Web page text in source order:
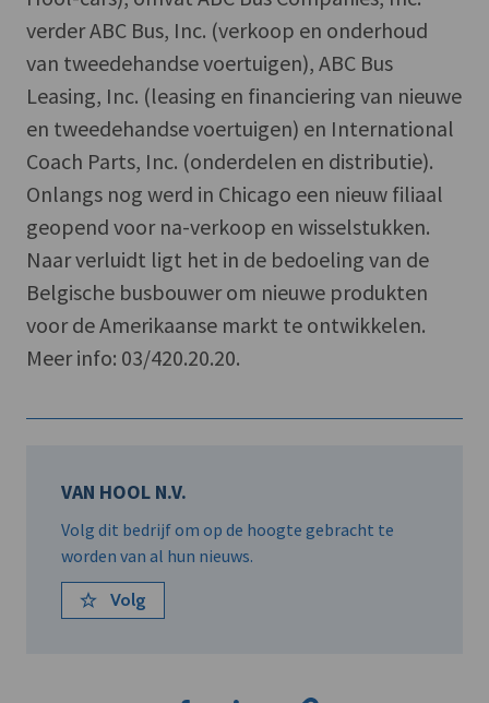
verder ABC Bus, Inc. (verkoop en onderhoud
van tweedehandse voertuigen), ABC Bus
Leasing, Inc. (leasing en financiering van nieuwe
en tweedehandse voertuigen) en International
Coach Parts, Inc. (onderdelen en distributie).
Onlangs nog werd in Chicago een nieuw filiaal
geopend voor na-verkoop en wisselstukken.
Naar verluidt ligt het in de bedoeling van de
Belgische busbouwer om nieuwe produkten
voor de Amerikaanse markt te ontwikkelen.
Meer info: 03/420.20.20.
VAN HOOL N.V.
Volg dit bedrijf om op de hoogte gebracht te
worden van al hun nieuws.
Volg